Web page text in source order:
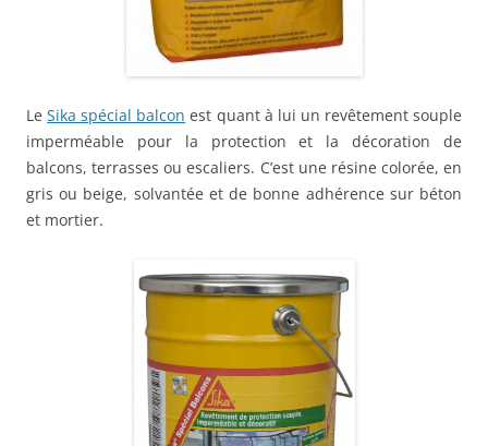
LeSika spécial balcon est quant à lui un revêtement souple
imperméable pour la protection et la décoration de
balcons, terrasses ou escaliers. C’est une résine colorée, en
gris ou beige, solvantée et de bonne adhérence sur béton
et mortier.